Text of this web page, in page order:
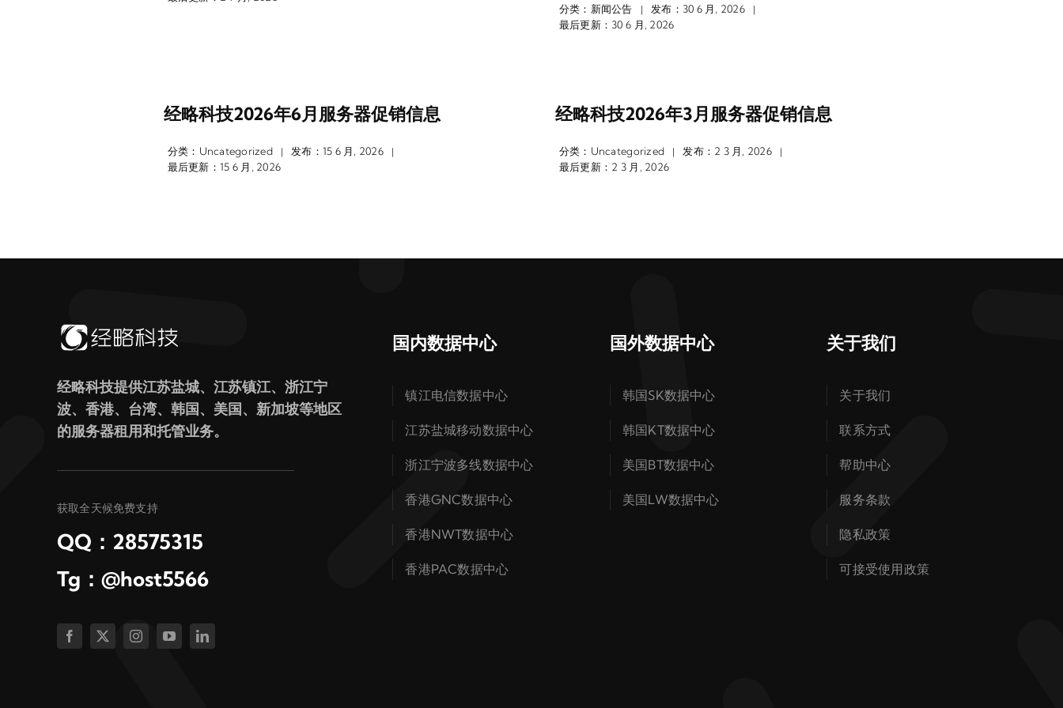
分类： 新闻公告 | 发布：30 6 月, 2026
|
最后更新：30 6 月, 2026
经略科技2026年6月服务器促销信息
分类： Uncategorized | 发布：15 6 月, 2026
|
最后更新：15 6 月, 2026
经略科技2026年3月服务器促销信息
分类： Uncategorized | 发布：2 3 月, 2026
|
最后更新：2 3 月, 2026
经略科技提供江苏盐城、江苏镇江、浙江宁
波、香港、台湾、韩国、美国、新加坡等地区
的服务器租用和托管业务。
获取全天候免费支持
QQ：28575315
Tg：@host5566
国内数据中心
镇江电信数据中心
江苏盐城移动数据中心
浙江宁波多线数据中心
香港GNC数据中心
香港NWT数据中心
香港PAC数据中心
国外数据中心
韩国SK数据中心
韩国KT数据中心
美国BT数据中心
美国LW数据中心
关于我们
关于我们
联系方式
帮助中心
服务条款
隐私政策
可接受使用政策